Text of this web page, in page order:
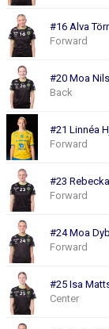
#16 Alva
Forward
#20 Moa
Back
#21 Linnéa
Forward
#23
Forward
#24 Moa
Forward
#25 Isa
Center